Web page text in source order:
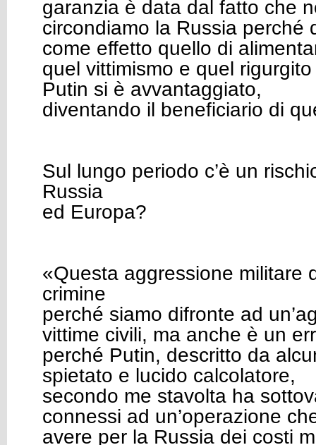
garanzia è data dal fatto che
circondiamo la Russia perché
come effetto quello di
quel vittimismo e quel
Putin si è avvantaggiato,
diventando il beneficiario di
Sul lungo periodo c’è un
Russia
ed Europa?
«Questa aggressione militare
crimine
perché siamo difronte ad
vittime civili, ma anche è un
perché Putin, descritto da
spietato e lucido calcolatore,
secondo me stavolta ha
connessi ad un’operazione
avere per la Russia dei costi